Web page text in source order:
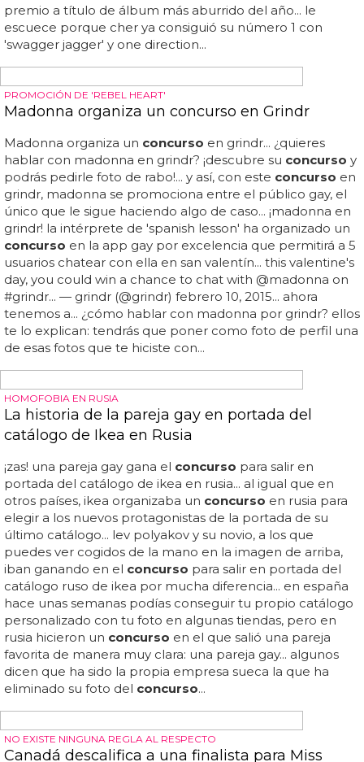
Y, CON ELLO, A SIMON COWELL
Matt Cardle critica a One Direction y Cher Lloyd
La queja exacta viene porque matt considera que los
finalistas no deberían sacar single antes que el ganador
delconcurso... matt cardle, ganador de x factor 2010,
ha arremetido contra los otros finalistas delconcursopor
tener números 1 y antes que él... da la impresión que
matt cardle preferiría estar haciendo pop petardo para
adolescentes en plan cher lloyd o one direction, o que
simplemente siente que ha ganado el
demasiado en su single 'run for your life' ni en su disco
'letters', que tiene todas las papeletas para ganar el
premio a título de álbum más aburrido del año... le
'swagger jagger' y one direction...
Madonna organiza un concurso en Grindr